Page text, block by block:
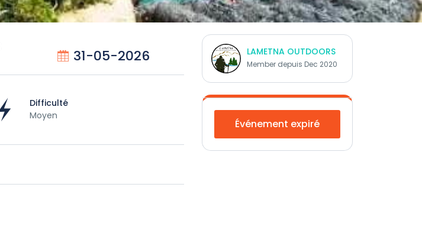
31-05-2026
Difficulté
Moyen
LAMETNA OUTDOORS
Member depuis Dec 2020
Événement expiré